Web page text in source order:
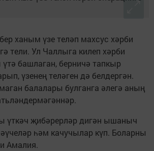
ханым үзе теләп махсус хәрби
тели. Ул Чаллыга килеп хәрби
үтә башлаган, берничә тапкыр
үзенең теләген дә белдергән.
балалары булганга әлегә аның
үткәч җибәрерләр дигән ышаныч
һәм качучылар күп. Боларны
Амалия.